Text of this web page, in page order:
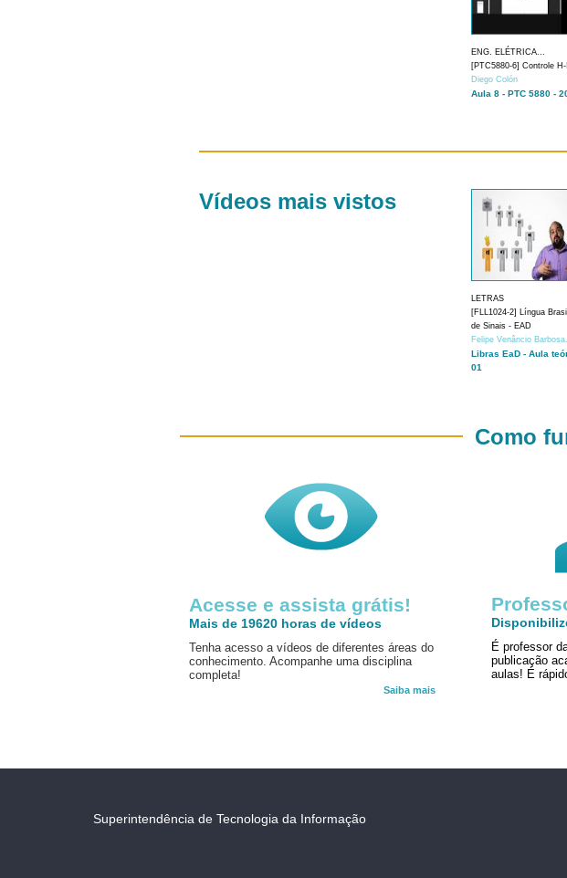
ENG. ELÉTRICA...
[PTC5880-6] Controle
Diego Colón
Aula 8 - PTC 5880 -
Vídeos mais vistos
LETRAS
[FLL1024-2] Língua
de Sinais - EAD
Felipe Venâncio
Libras EaD - Aula
01
Acesse e assista grátis!
Mais de 19620 horas de vídeos
Tenha acesso a vídeos de diferentes áreas do
conhecimento. Acompanhe uma disciplina
completa!
Saiba mais
Como
É professor
publicação
aulas! É
Superintendência de Tecnologia da Informação